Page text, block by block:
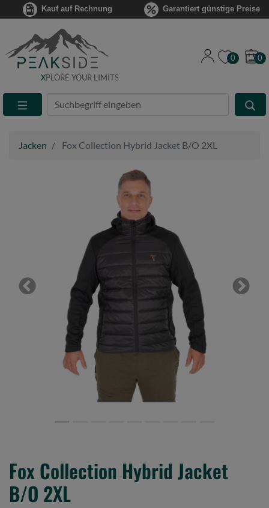
Kauf auf Rechnung Garantiert günstige Preise
XPLORE YOUR LIMITS
Suche
Eingabefeld
0 0
Jacken Fox Collection Hybrid Jacket B/O 2XL
Previous Next
Fox Collection Hybrid Jacket
B/O 2XL